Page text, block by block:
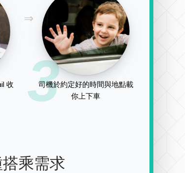
收
3
司機於約定好的時間與地點載
你上下車
乘需求